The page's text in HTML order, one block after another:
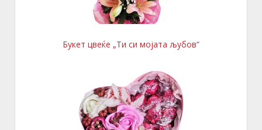
Букет цвеќе „Ти си мојата љубов“